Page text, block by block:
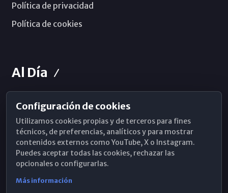
Política de privacidad
Política de cookies
Al Día
Horarios de Misa
Hemeroteca
WhatsApp
Configuración de cookies
Utilizamos cookies propias y de terceros para fines
técnicos, de preferencias, analíticos y para mostrar
contenidos externos como YouTube, X o Instagram.
Puedes aceptar todas las cookies, rechazar las
opcionales o configurarlas.
Más información